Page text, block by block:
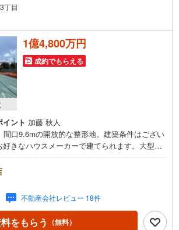
丁目
1億4,800万円
成約でもらえる
イント 加藤 秋人
間口9.6mの開放的な整形地。建築条件はござい
好きなハウスメーカーで建てられます。大型住
が徒歩5分圏内にあり毎日のお買い物も楽々で
地域密着昭和建物です・・・ 西荻窪に創業4
着の不動産会社です。 不動産購入、買換え
つきもの。 物件の選定や住宅ローンはもちろ
だからこその情報をお伝え、ご提案いたしま
不動産会社レビュー 18件
をもらう （無料）